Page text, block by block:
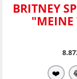
BRITNEY
"MEINE
❤️